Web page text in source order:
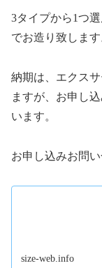
3タイプから1つ
でお造り致します
納期は、エクス
ますが、お申し
います。
お申し込みお問
size-web.info